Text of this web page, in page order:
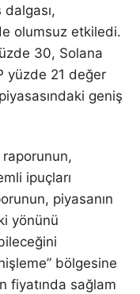
dalgası,
olumsuz etkiledi.
30, Solana
yüzde 21 değer
geniş
ipuçları
piyasanın
yönünü
bölgesine
fiyatında sağlam